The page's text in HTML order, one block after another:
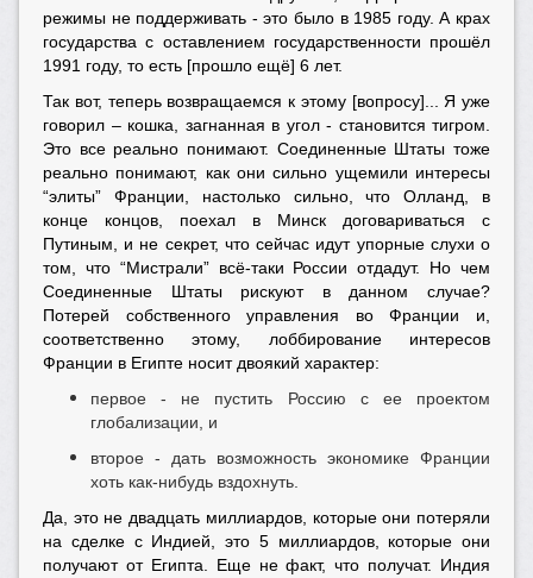
режимы не поддерживать - это было в 1985 году. А крах
государства с оставлением государственности прошёл
1991 году, то есть [прошло ещё] 6 лет.
Так вот, теперь возвращаемся к этому [вопросу]... Я уже
говорил – кошка, загнанная в угол - становится тигром.
Это все реально понимают. Соединенные Штаты тоже
реально понимают, как они сильно ущемили интересы
“элиты” Франции, настолько сильно, что Олланд, в
конце концов, поехал в Минск договариваться с
Путиным, и не секрет, что сейчас идут упорные слухи о
том, что “Мистрали” всё-таки России отдадут. Но чем
Соединенные Штаты рискуют в данном случае?
Потерей собственного управления во Франции и,
соответственно этому, лоббирование интересов
Франции в Египте носит двоякий характер:
первое - не пустить Россию с ее проектом
глобализации, и
второе - дать возможность экономике Франции
хоть как-нибудь вздохнуть.
Да, это не двадцать миллиардов, которые они потеряли
на сделке с Индией, это 5 миллиардов, которые они
получают от Египта. Еще не факт, что получат. Индия